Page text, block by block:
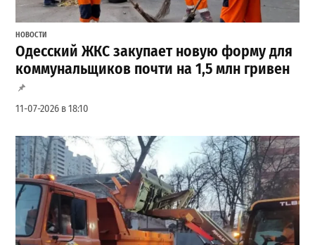
НОВОСТИ
Одесский ЖКС закупает новую форму для
коммунальщиков почти на 1,5 млн гривен
11-07-2026 в 18:10